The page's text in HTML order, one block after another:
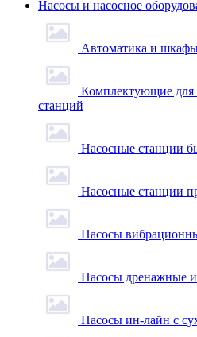
Насосы и насосное
Автоматика и
Комплектующие для
станций
Насосные станции
Насосные станции
Насосы
Насосы дренажные
Насосы ин-лайн с